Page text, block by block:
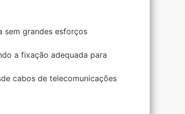
sem grandes esforços
a fixação adequada para
cabos de telecomunicações